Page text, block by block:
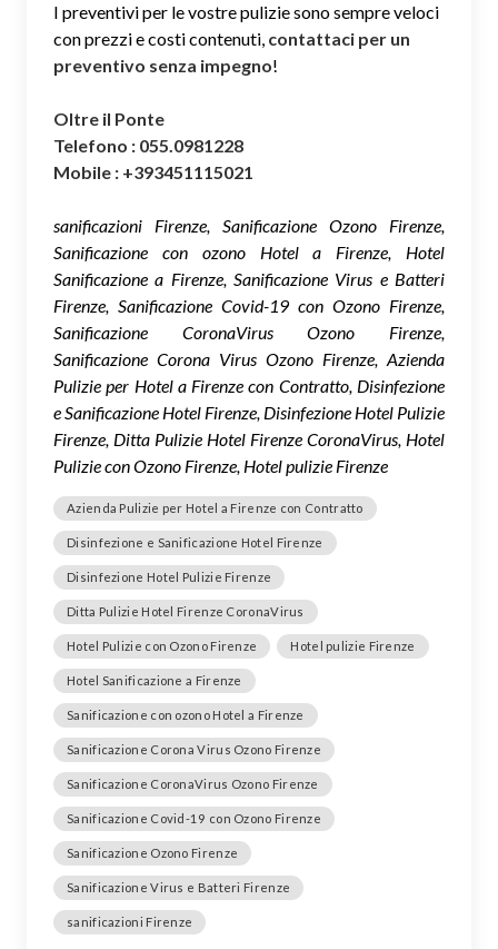
I preventivi per le vostre pulizie sono sempre veloci
con prezzi e costi contenuti, contattaci per un
preventivo senza impegno!
Oltre il Ponte
Telefono : 055.0981228
Mobile : +393451115021
sanificazioni Firenze, Sanificazione Ozono Firenze,
Sanificazione con ozono Hotel a Firenze, Hotel
Sanificazione a Firenze, Sanificazione Virus e Batteri
Firenze, Sanificazione Covid-19 con Ozono Firenze,
Sanificazione CoronaVirus Ozono Firenze,
Sanificazione Corona Virus Ozono Firenze, Azienda
Pulizie per Hotel a Firenze con Contratto, Disinfezione
e Sanificazione Hotel Firenze, Disinfezione Hotel Pulizie
Firenze, Ditta Pulizie Hotel Firenze CoronaVirus, Hotel
Pulizie con Ozono Firenze, Hotel pulizie Firenze
Azienda Pulizie per Hotel a Firenze con Contratto
Disinfezione e Sanificazione Hotel Firenze
Disinfezione Hotel Pulizie Firenze
Ditta Pulizie Hotel Firenze CoronaVirus
Hotel Pulizie con Ozono Firenze Hotel pulizie Firenze
Hotel Sanificazione a Firenze
Sanificazione con ozono Hotel a Firenze
Sanificazione Corona Virus Ozono Firenze
Sanificazione CoronaVirus Ozono Firenze
Sanificazione Covid-19 con Ozono Firenze
Sanificazione Ozono Firenze
Sanificazione Virus e Batteri Firenze
sanificazioni Firenze